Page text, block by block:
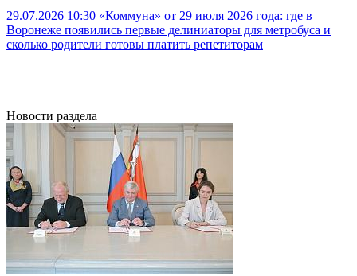
29.07.2026 10:30 «Коммуна» от 29 июля 2026 года: где в
Воронеже появились первые делиниаторы для метробуса и
сколько родители готовы платить репетиторам
Новости раздела